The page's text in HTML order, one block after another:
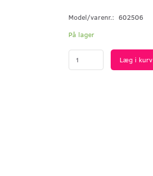
Model/varenr.: 602506
På lager
Læg i kurv